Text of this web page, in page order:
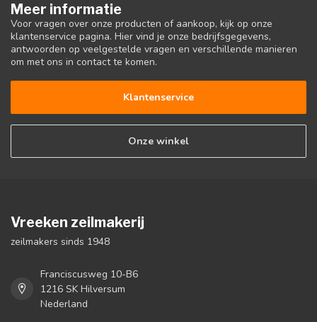
Meer informatie
Voor vragen over onze producten of aankoop, kijk op onze
klantenservice pagina. Hier vind je onze bedrijfsgegevens,
antwoorden op veelgestelde vragen en verschillende manieren
om met ons in contact te komen.
Klantenservice
Onze winkel
Vreeken zeilmakerij
zeilmakers sinds 1948
Franciscusweg 10-B6
1216 SK Hilversum
Nederland